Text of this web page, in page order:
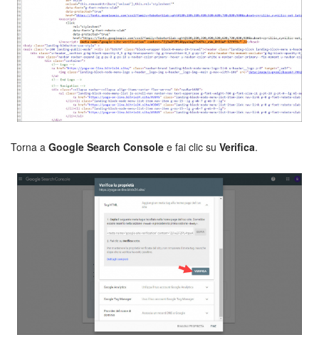
Torna a Google Search Console e fai clic su Verifica.